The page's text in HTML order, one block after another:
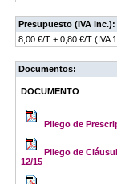
Presupuesto (IVA inc.):
8,00 €/T + 0,80 €/T (IVA
Documentos:
DOCUMENTO
Pliego de
Pliego de
12/15